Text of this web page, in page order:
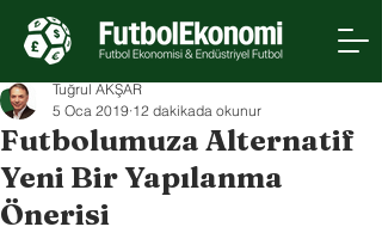
Futbolumuza Alternatif
Yeni Bir Yapılanma
Önerisi
Tuğrul AKŞAR
5 Oca 2019 12 dakikada okunur